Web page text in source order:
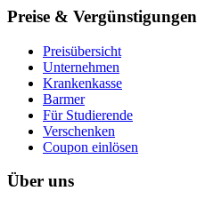
Preise & Vergünstigungen
Preisübersicht
Unternehmen
Krankenkasse
Barmer
Für Studierende
Ver­schen­ken
Coupon einlösen
Über uns